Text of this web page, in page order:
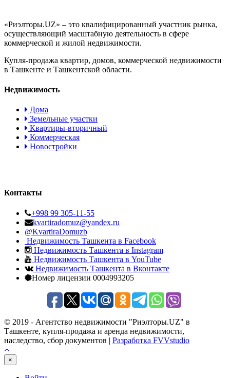
«Риэлторы.UZ» – это квалифицированный участник рынка,
осуществляющий масштабную деятельность в сфере
коммерческой и жилой недвижимости.
Купля-продажа квартир, домов, коммерческой недвижимости
в Ташкенте и Ташкентской области.
Недвижимость
Дома
Земельные участки
Квартиры-вторичный
Коммерческая
Новостройки
Контакты
+998 99 305-11-55
kvartiradomuz@yandex.ru
@KvartiraDomuzb
Недвижимость Ташкента в Facebook
Недвижимость Ташкента в Instagram
Недвижимость Ташкента в YouTube
Недвижимость Ташкента в Вконтакте
Номер лицензии 0004993205
© 2019 - Агентство недвижимости "Риэлторы.UZ" в
Ташкенте, купля-продажа и аренда недвижимости,
наследство, сбор документов | Разработка FVVstudio
×